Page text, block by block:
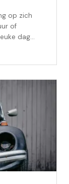
op zich
of
dag